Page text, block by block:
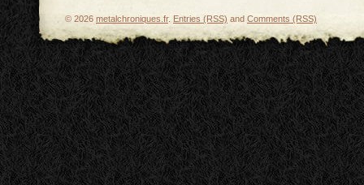
© 2026 metalchroniques.fr. Entries (RSS) and Comments (RSS)